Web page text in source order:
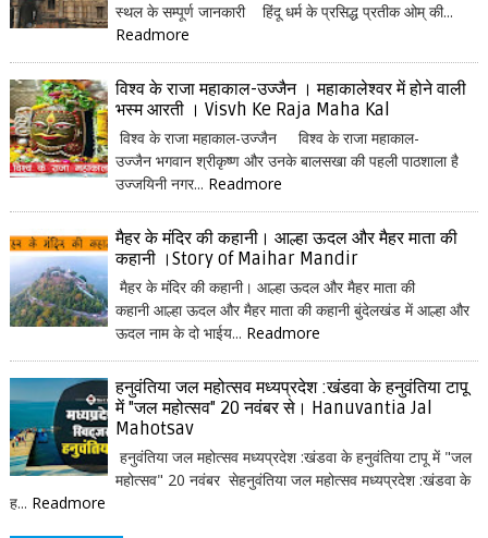
स्थल के सम्पूर्ण जानकारी हिंदू धर्म के प्रसिद्ध प्रतीक ओम् की...
Readmore
विश्व के राजा महाकाल-उज्जैन । महाकालेश्वर में होने वाली
भस्म आरती । Visvh Ke Raja Maha Kal
विश्व के राजा महाकाल-उज्जैन विश्व के राजा महाकाल-
उज्जैन भगवान श्रीकृष्ण और उनके बालसखा की पहली पाठशाला है
उज्जयिनी नगर... Readmore
मैहर के मंदिर की कहानी। आल्हा ऊदल और मैहर माता की
कहानी ।Story of Maihar Mandir
मैहर के मंदिर की कहानी। आल्हा ऊदल और मैहर माता की
कहानी आल्हा ऊदल और मैहर माता की कहानी बुंदेलखंड में आल्हा और
ऊदल नाम के दो भाईय... Readmore
हनुवंतिया जल महोत्सव मध्यप्रदेश :खंडवा के हनुवंतिया टापू
में "जल महोत्सव" 20 नवंबर से। Hanuvantia Jal
Mahotsav
हनुवंतिया जल महोत्सव मध्यप्रदेश :खंडवा के हनुवंतिया टापू में "जल
महोत्सव" 20 नवंबर सेहनुवंतिया जल महोत्सव मध्यप्रदेश :खंडवा के
ह... Readmore